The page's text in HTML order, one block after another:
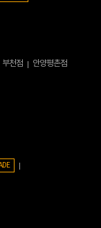
부천점 안양평촌점